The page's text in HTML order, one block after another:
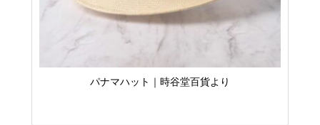
パナマハット｜時谷堂百貨より